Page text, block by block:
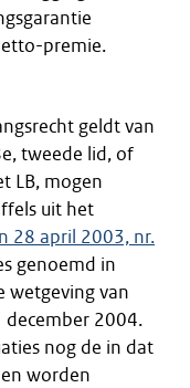
premie.
geldt van
tweede lid, of
LB, mogen
uit het
28 april 2003, nr.
genoemd in
wetgeving van
december 2004.
nog de in dat
worden